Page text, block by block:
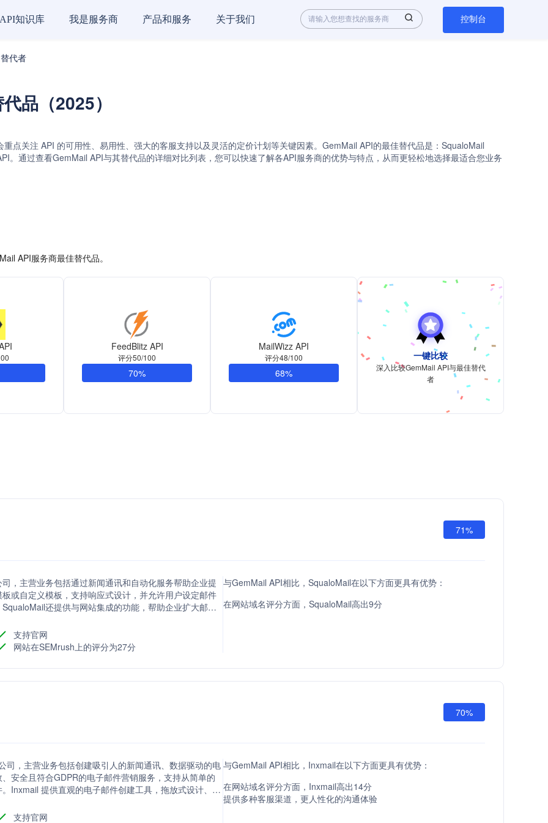
API知识库 我是服务商 产品和服务 关于我们 控制台
代者
品（2025）
点关注 API 的可用性、易用性、强大的客服支持以及灵活的定价计划等关键因素。GemMail API的最佳替代品是：SqualoMail
。通过查看GemMail API与其替代品的详细对比列表，您可以快速了解各API服务商的优势与特点，从而更轻松地选择最适合您业务
API服务商最佳替代品。
FeedBlitz API
评分50/100
70%
MailWizz API
评分48/100
68%
一键比较
深入比较GemMail API与最佳替代
者
71%
，主营业务包括通过新闻通讯和自动化服务帮助企业提
或自定义模板，支持响应式设计，并允许用户设定邮件
还提供与网站集成的功能，帮助企业扩大邮件
支持官网
网站在SEMrush上的评分为27分
与GemMail API相比，SqualoMail在以下方面更具有优势：
在网站域名评分方面，SqualoMail高出9分
70%
司，主营业务包括创建吸引人的新闻通讯、数据驱动的电
安全且符合GDPR的电子邮件营销服务，支持从简单的
Inxmail 提供直观的电子邮件创建工具，拖放式设计、AI
与现有的技术栈如CRM、CMS和在线商店集成，或者
支持官网
与GemMail API相比，Inxmail在以下方面更具有优势：
在网站域名评分方面，Inxmail高出14分
提供多种客服渠道，更人性化的沟通体验